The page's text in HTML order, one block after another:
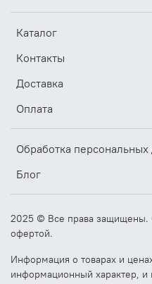
Каталог
Контакты
Доставка
Оплата
Обработка
Блог
2025 © Все права защищены.
офертой.
Информация о товарах и
информационный характер, и